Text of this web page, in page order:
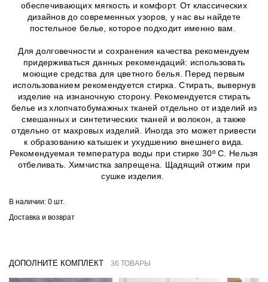
обеспечивающих мягкость и комфорт. От классических
дизайнов до современных узоров, у нас вы найдете
постельное белье, которое подходит именно вам.
Для долговечности и сохранения качества рекомендуем
придерживаться данных рекомендаций: использовать
моющие средства для цветного белья. Перед первым
использованием рекомендуется стирка. Стирать, вывернув
изделие на изнаночную сторону. Рекомендуется стирать
белье из хлопчатобумажных тканей отдельно от изделий из
смешанных и синтетических тканей и волокон, а также
отдельно от махровых изделий. Иногда это может привести
к образованию катышек и ухудшению внешнего вида.
Рекомендуемая температура воды при стирке 30º C. Нельзя
отбеливать. Химчистка запрещена. Щадящий отжим при
сушке изделия.
В наличии: 0 шт.
Доставка и возврат
ДОПОЛНИТЕ КОМПЛЕКТ 36 ТОВАРЫ